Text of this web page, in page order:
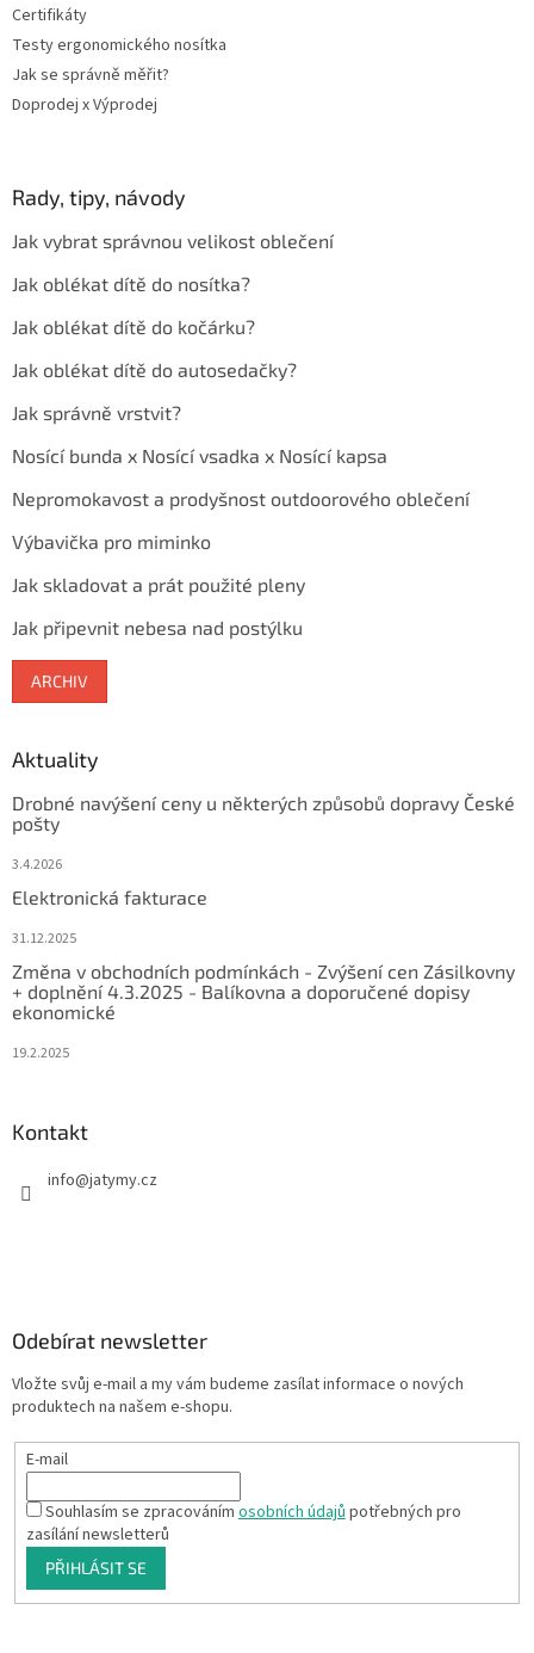
Certifikáty
Testy ergonomického nosítka
Jak se správně měřit?
Doprodej x Výprodej
Rady, tipy, návody
Jak vybrat správnou velikost oblečení
Jak oblékat dítě do nosítka?
Jak oblékat dítě do kočárku?
Jak oblékat dítě do autosedačky?
Jak správně vrstvit?
Nosící bunda x Nosící vsadka x Nosící kapsa
Nepromokavost a prodyšnost outdoorového oblečení
Výbavička pro miminko
Jak skladovat a prát použité pleny
Jak připevnit nebesa nad postýlku
ARCHIV
Aktuality
Drobné navýšení ceny u některých způsobů dopravy České
pošty
3.4.2026
Elektronická fakturace
31.12.2025
Změna v obchodních podmínkách - Zvýšení cen Zásilkovny
+ doplnění 4.3.2025 - Balíkovna a doporučené dopisy
ekonomické
19.2.2025
Kontakt
info@jatymy.cz
Odebírat newsletter
Vložte svůj e-mail a my vám budeme zasílat informace o nových
produktech na našem e-shopu.
E-mail
Souhlasím se zpracovánímosobních údajůpotřebných pro
zasílání newsletterů
PŘIHLÁSIT SE